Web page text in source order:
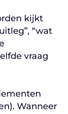
kijkt
“wat
vraag
Wanneer